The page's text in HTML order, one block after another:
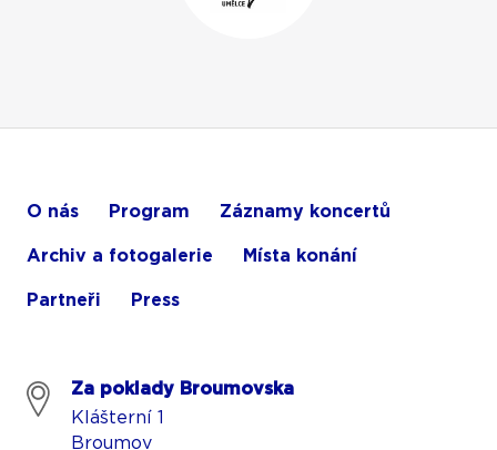
O nás Program Záznamy koncertů
Archiv a fotogalerie Místa konání
Partneři Press
Za poklady Broumovska
Klášterní 1
Broumov